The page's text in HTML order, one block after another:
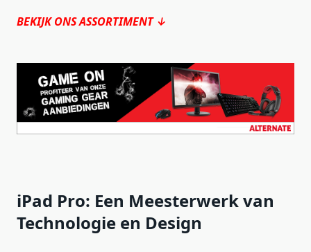
BEKIJK ONS ASSORTIMENT ↓
iPad Pro: Een Meesterwerk van
Technologie en Design